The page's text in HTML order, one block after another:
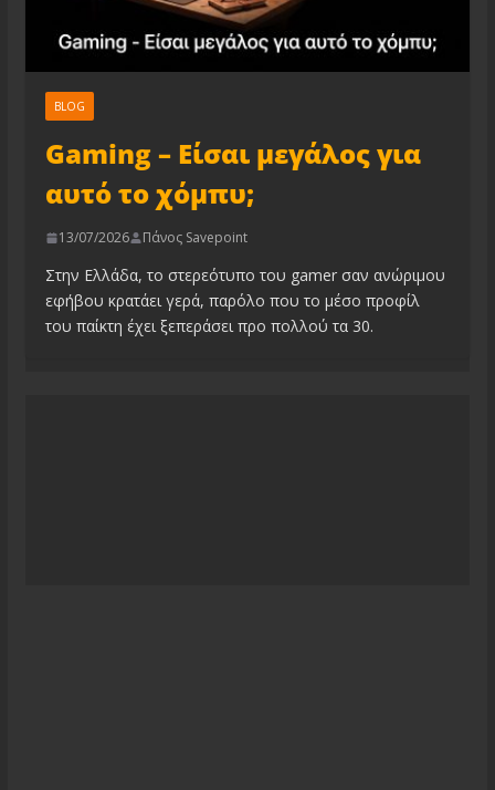
BLOG
Gaming – Είσαι μεγάλος για
αυτό το χόμπυ;
13/07/2026 Πάνος Savepoint
Στην Ελλάδα, το στερεότυπο του gamer σαν ανώριμου
εφήβου κρατάει γερά, παρόλο που το μέσο προφίλ
του παίκτη έχει ξεπεράσει προ πολλού τα 30.